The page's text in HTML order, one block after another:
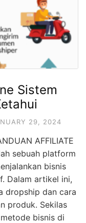
Sistem
29, 2024
AFFILIATE
sebuah platform
bisnis
Dalam artikel ini,
dropship dan cara
produk. Sekilas
bisnis di